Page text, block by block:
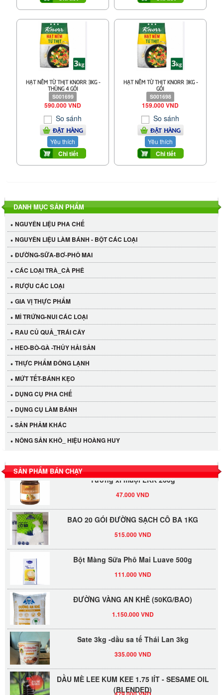
HẠT NÊM TỪ THỊT KNORR 3KG -
THÙNG 4 GÓI
S001699
590.000 VND
So sánh
ĐẶT HÀNG
Yêu thích
Chi tiết
HẠT NÊM TỪ THỊT KNORR 3KG -
GÓI
S001698
159.000 VND
So sánh
ĐẶT HÀNG
Yêu thích
Chi tiết
DANH MỤC SẢN PHẨM
NGUYÊN LIỆU PHA CHẾ
NGUYÊN LIỆU LÀM BÁNH - BỘT CÁC LOẠI
ĐƯỜNG-SỮA-BƠ-PHÔ MAI
CÁC LOẠI TRÀ_CÀ PHÊ
RƯỢU CÁC LOẠI
GIA VỊ THỰC PHẨM
MÌ TRỨNG-NUI CÁC LOẠI
RAU CỦ QUẢ_TRÁI CÂY
HEO-BÒ-GÀ -THỦY HẢI SẢN
THỰC PHẨM ĐÔNG LẠNH
MỨT TẾT-BÁNH KẸO
DỤNG CỤ PHA CHẾ
DỤNG CỤ LÀM BÁNH
SẢN PHẢM KHÁC
NÔNG SẢN KHÔ_ HIỆU HOÀNG HUY
SẢN PHẨM BÁN CHẠY
LỐC 12 HỦ Tương xí muội LKK 260g
Tương xí muội LKK 260g
47.000 VND
BAO 20 GÓI ĐƯỜNG SẠCH CÔ BA 1KG
515.000 VND
Bột Màng Sữa Phô Mai Luave 500g
111.000 VND
ĐƯỜNG VÀNG AN KHÊ (50KG/BAO)
1.150.000 VND
Sate 3kg -dầu sa tế Thái Lan 3kg
335.000 VND
DẦU MÈ LEE KUM KEE 1.75 lÍT - SESAME OIL
(BLENDED)
479.000 VND